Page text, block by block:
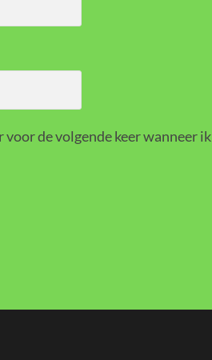
de volgende keer wanneer ik